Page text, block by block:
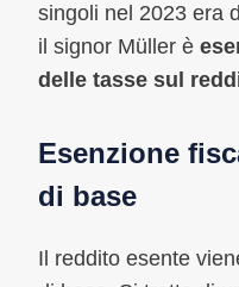
singoli nel 2023 era
il signor Müller è
delle tasse sul
Esenzione
di base
Il reddito esente